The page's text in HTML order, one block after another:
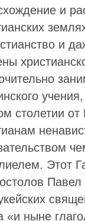
и
и
столетии
Этот
«и ныне